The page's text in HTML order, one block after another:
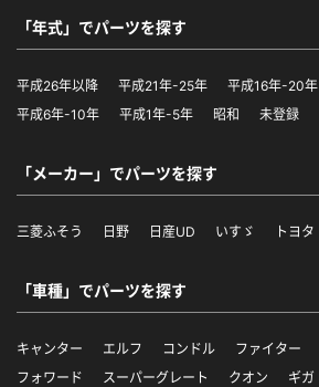
「年式」でパーツを探す
平成26年以降 平成21年-25年 平成16年-20年
平成6年-10年
平成1年-5年 昭和 未登録
「メーカー」でパーツを探す
三菱ふそう 日野 日産UD いすゞ トヨタ
「車種」でパーツを探す
キャンター エルフ コンドル ファイター
フォワード
スーパーグレート クオン ギガ